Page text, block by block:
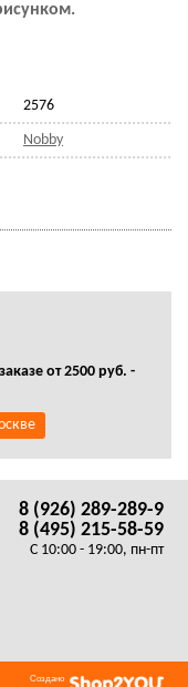
2576
Nobby
от 2500 руб. -
8 (926) 289-289-9
8 (495) 215-58-59
C 10:00 - 19:00, пн-пт
Создано